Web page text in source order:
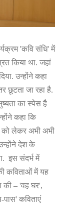
'कवि संधि' में
किया था. जहां
उन्होंने कहा
छूटता जा रहा है.
का स्पेस है
कहा कि
को लेकर अभी अभी
देश के
इस संदर्भ में
कविताओं में यह
की – 'वह घर',
पास' कविताएं